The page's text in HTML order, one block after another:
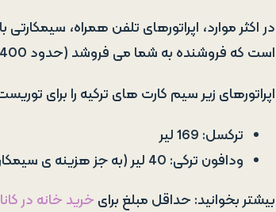
در اکثر موارد، اپراتورهای تلفن همراه،
است که فروشنده به شما می فروشد (حدود 400 لیر- 47 دلار).
اپراتورهای زیر سیم کارت های ترکیه را برای
ترکسل: 169 لیر
ودافون ترکی: 40 لیر (به جز هزینه ی سیمکارت جدید)
بیشتر بخوانید: حداقل مبلغ برای خرید خانه در